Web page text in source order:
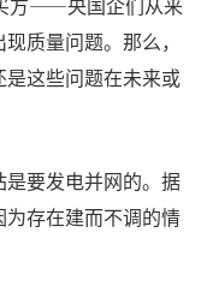
质量问题。那么，
这些问题在未来或
要发电并网的。据
存在建而不调的情